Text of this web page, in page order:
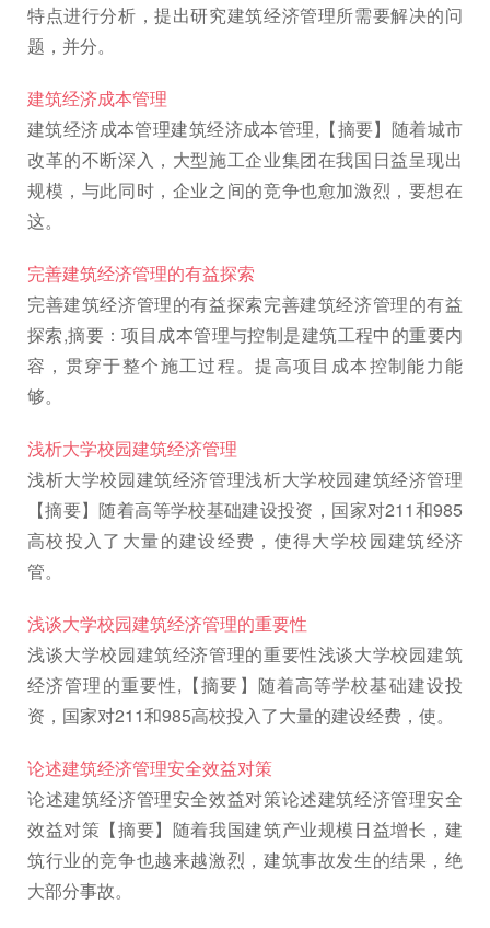
特点进行分析，提出研究建筑经济管理所需要解决的问
题，并分。
建筑经济成本管理
建筑经济成本管理建筑经济成本管理,【摘要】随着城市
改革的不断深入，大型施工企业集团在我国日益呈现出
规模，与此同时，企业之间的竞争也愈加激烈，要想在
这。
完善建筑经济管理的有益探索
完善建筑经济管理的有益探索完善建筑经济管理的有益
探索,摘要：项目成本管理与控制是建筑工程中的重要内
容，贯穿于整个施工过程。提高项目成本控制能力能
够。
浅析大学校园建筑经济管理
浅析大学校园建筑经济管理浅析大学校园建筑经济管理
【摘要】随着高等学校基础建设投资，国家对211和985
高校投入了大量的建设经费，使得大学校园建筑经济
管。
浅谈大学校园建筑经济管理的重要性
浅谈大学校园建筑经济管理的重要性浅谈大学校园建筑
经济管理的重要性,【摘要】随着高等学校基础建设投
资，国家对211和985高校投入了大量的建设经费，使。
论述建筑经济管理安全效益对策
论述建筑经济管理安全效益对策论述建筑经济管理安全
效益对策【摘要】随着我国建筑产业规模日益增长，建
筑行业的竞争也越来越激烈，建筑事故发生的结果，绝
大部分事故。